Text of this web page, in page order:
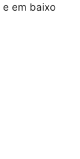
e em baixo